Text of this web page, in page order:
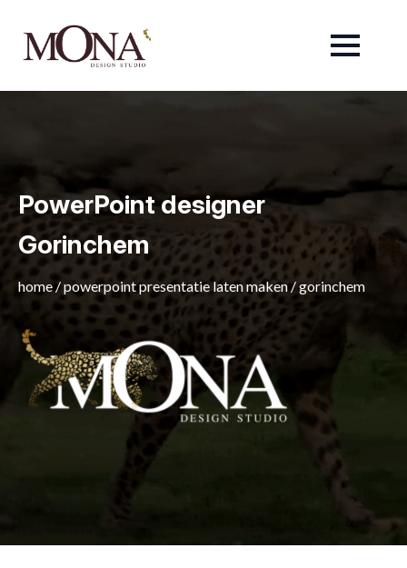
PowerPoint designer
Gorinchem
home /powerpoint presentatie laten maken/gorinchem